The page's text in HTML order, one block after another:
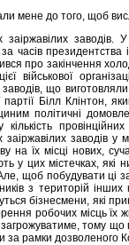
мене до того, щоб
заіржавілих
часів
про закінчення
військової
заводів, що
Білл Клінтон,
політичні
заводів у
на їх місці нових,
у цих містечках, які
щоб побудувати ці
з територій
бізнесмени, які
робочих місць
тому
рамки дозволеного